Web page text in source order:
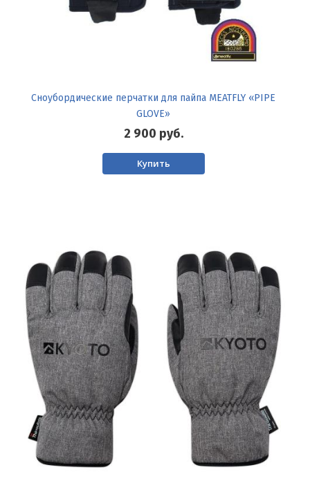
Сноубордические перчатки для пайпа MEATFLY «PIPE
GLOVE»
2 900 руб.
Купить